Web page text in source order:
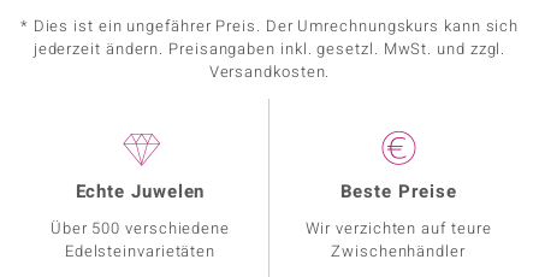
* Dies ist ein ungefährer Preis. Der Umrechnungskurs kann sich
jederzeit ändern. Preisangaben inkl. gesetzl. MwSt. und zzgl.
Versandkosten.
Echte Juwelen
Über 500 verschiedene
Edelsteinvarietäten
Beste Preise
Wir verzichten auf teure
Zwischenhändler